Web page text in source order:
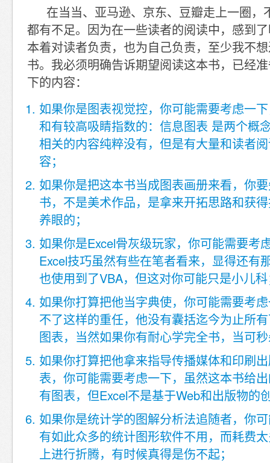
在当当、亚马逊、京东、豆瓣走上一圈，
都有不足。因为在一些读者的阅读中，感到
本着对读者负责，也为自己负责，至少我不
书。我必须明确告诉期望阅读这本书，已经
下的内容：
如果你是图表视觉控，你可能需要考虑一
和有较高吸睛指数的：信息图表 是两个概
相关的内容纯粹没有，但是有大量和读者
容；
如果你是把这本书当成图表画册来看，你
书，不是美术作品，是拿来开拓思路和获
养眼的；
如果你是Excel骨灰级玩家，你可能需要考
Excel技巧虽然有些在笔者看来，显得还有
也使用到了VBA，但这对你可能只是小儿
如果你打算把他当字典使，你可能需要考
不了这样的重任，他没有囊括迄今为止所
图表，当然如果你有耐心学完全书，当可
如果你打算把他拿来指导传播媒体和印刷
表，你可能需要考虑一下，虽然这本书给
有图表，但Excel不是基于Web和出版物的
如果你是统计学的图解分析法追随者，你
有如此众多的统计图形软件不用，而耗费
上进行折腾，有时候真得是伤不起；